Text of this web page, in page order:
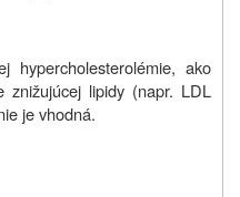
hypercholesterolémie, ako
lipidy (napr. LDL
je vhodná.